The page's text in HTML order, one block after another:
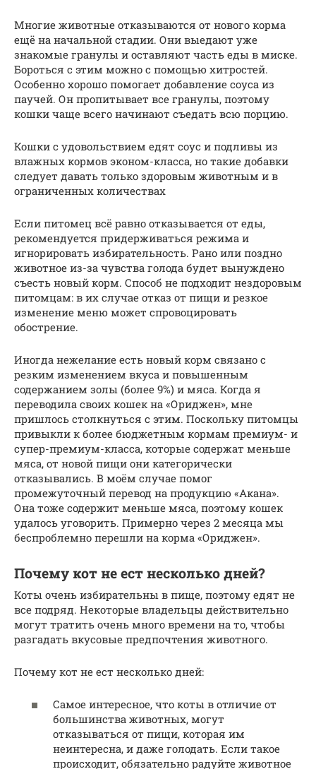
Многие животные отказываются от нового корма
ещё на начальной стадии. Они выедают уже
знакомые гранулы и оставляют часть еды в миске.
Бороться с этим можно с помощью хитростей.
Особенно хорошо помогает добавление соуса из
паучей. Он пропитывает все гранулы, поэтому
кошки чаще всего начинают съедать всю порцию.
Кошки с удовольствием едят соус и подливы из
влажных кормов эконом-класса, но такие добавки
следует давать только здоровым животным и в
ограниченных количествах
Если питомец всё равно отказывается от еды,
рекомендуется придерживаться режима и
игнорировать избирательность. Рано или поздно
животное из-за чувства голода будет вынуждено
съесть новый корм. Способ не подходит нездоровым
питомцам: в их случае отказ от пищи и резкое
изменение меню может спровоцировать
обострение.
Иногда нежелание есть новый корм связано с
резким изменением вкуса и повышенным
содержанием золы (более 9%) и мяса. Когда я
переводила своих кошек на «Ориджен», мне
пришлось столкнуться с этим. Поскольку питомцы
привыкли к более бюджетным кормам премиум- и
супер-премиум-класса, которые содержат меньше
мяса, от новой пищи они категорически
отказывались. В моём случае помог
промежуточный перевод на продукцию «Акана».
Она тоже содержит меньше мяса, поэтому кошек
удалось уговорить. Примерно через 2 месяца мы
беспроблемно перешли на корма «Ориджен».
Почему кот не ест несколько дней?
Коты очень избирательны в пище, поэтому едят не
все подряд. Некоторые владельцы действительно
могут тратить очень много времени на то, чтобы
разгадать вкусовые предпочтения животного.
Почему кот не ест несколько дней:
Самое интересное, что коты в отличие от
большинства животных, могут
отказываться от пищи, которая им
неинтересна, и даже голодать. Если такое
происходит, обязательно радуйте животное